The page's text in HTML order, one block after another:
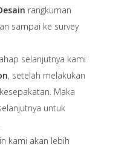
rangkuman
sampai ke survey
selanjutnya kami
, setelah melakukan
Maka
untuk
kami akan lebih